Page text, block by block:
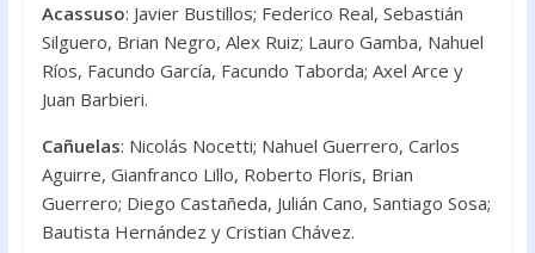
Acassuso: Javier Bustillos; Federico Real, Sebastián
Silguero, Brian Negro, Alex Ruiz; Lauro Gamba, Nahuel
Ríos, Facundo García, Facundo Taborda; Axel Arce y
Juan Barbieri.
Cañuelas: Nicolás Nocetti; Nahuel Guerrero, Carlos
Aguirre, Gianfranco Lillo, Roberto Floris, Brian
Guerrero; Diego Castañeda, Julián Cano, Santiago Sosa;
Bautista Hernández y Cristian Chávez.